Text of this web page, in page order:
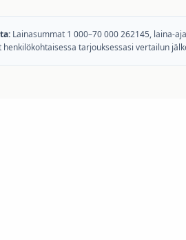
Lainasummat 1 000–70 000 262145, laina-
henkilökohtaisessa tarjouksessasi vertailun